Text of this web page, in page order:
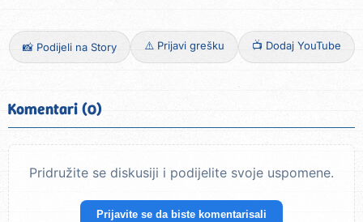
📸 Podijeli na Story ⚠️ Prijavi grešku 📺 Dodaj YouTube
Komentari (0)
Pridružite se diskusiji i podijelite svoje uspomene.
Prijavite se da biste komentarisali